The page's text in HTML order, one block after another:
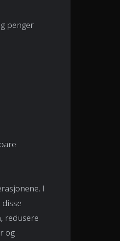
penger
I
redusere
og